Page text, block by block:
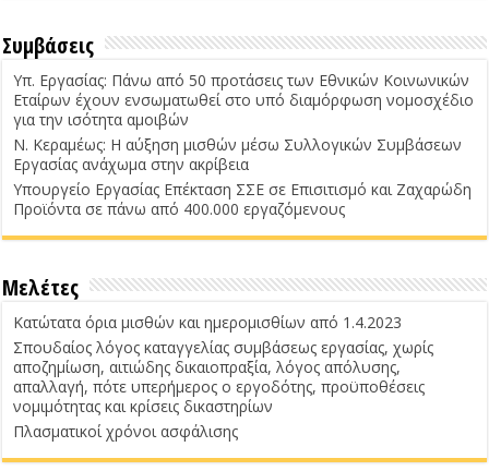
Συμβάσεις
Υπ. Εργασίας: Πάνω από 50 προτάσεις των Εθνικών Κοινωνικών
Εταίρων έχουν ενσωματωθεί στο υπό διαμόρφωση νομοσχέδιο
για την ισότητα αμοιβών
Ν. Κεραμέως: Η αύξηση μισθών μέσω Συλλογικών Συμβάσεων
Εργασίας ανάχωμα στην ακρίβεια
Υπουργείο Εργασίας Επέκταση ΣΣΕ σε Επισιτισμό και Ζαχαρώδη
Προϊόντα σε πάνω από 400.000 εργαζόμενους
Μελέτες
Κατώτατα όρια μισθών και ημερομισθίων από 1.4.2023
Σπουδαίος λόγος καταγγελίας συμβάσεως εργασίας, χωρίς
αποζημίωση, αιτιώδης δικαιοπραξία, λόγος απόλυσης,
απαλλαγή, πότε υπερήμερος ο εργοδότης, προϋποθέσεις
νομιμότητας και κρίσεις δικαστηρίων
Πλασματικοί χρόνοι ασφάλισης